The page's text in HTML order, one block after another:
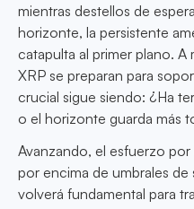
mientras destellos de
horizonte, la persistente
catapulta al primer plano. A
XRP se preparan para
crucial sigue siendo: ¿Ha
o el horizonte guarda más
Avanzando, el esfuerzo
por encima de umbrales
volverá fundamental para